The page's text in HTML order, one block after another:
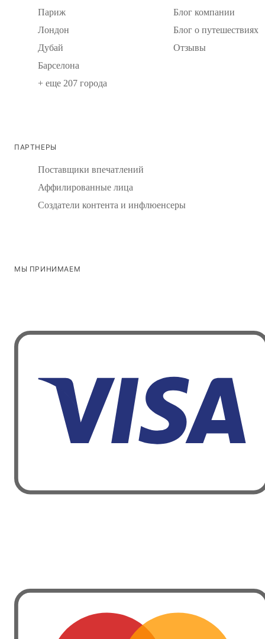
Париж
Лондон
Дубай
Барселона
+ еще 207 города
Блог компании
Блог о путешествиях
Отзывы
ПАРТНЕРЫ
Поставщики впечатлений
Аффилированные лица
Создатели контента и инфлюенсеры
МЫ ПРИНИМАЕМ